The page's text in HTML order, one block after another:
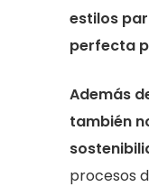
estilos
perfecta
Además
también
procesos